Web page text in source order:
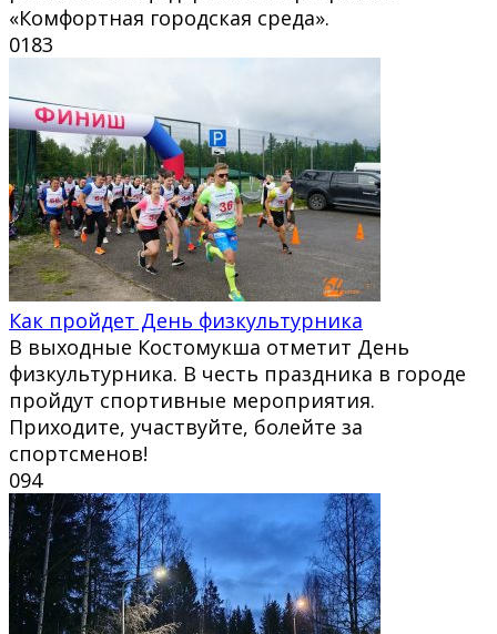
«Комфортная городская среда».
0183
Как пройдет День физкультурника
В выходные Костомукша отметит День
физкультурника. В честь праздника в городе
пройдут спортивные мероприятия.
Приходите, участвуйте, болейте за
спортсменов!
094